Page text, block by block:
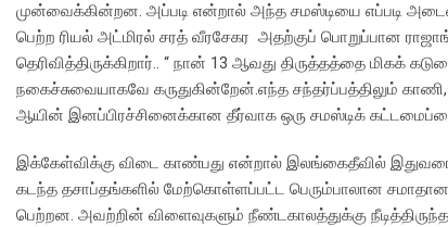
முன்வைக்கின்றன. அப்படி என்றால் அந்த சமஸ்டியை எப்படி
பெற்ற ரியல் அட்மிரல் சரத் வீரசேகர அதற்குப் பொறுப்பான
தெரிவித்திருக்கிறார்.. “ நான் 13 ஆவது திருத்தத்தை
நகைச்சுவையாகவே கருதுகின்றேன்.எந்த சந்தர்ப்பத்திலும்
ஆயின் இனப்பிரச்சினைக்கான தீர்வாக ஒரு சமஸ்டிக்
இக்கேள்விக்கு விடை காண்பது என்றால் இலங்கைதீவில்
கடந்த தசாப்தங்களில் மேற்கொள்ளப்பட்ட பெரும்பாலான
பெற்றன. அவற்றின் விளைவுகளும் நீண்டகாலத்துக்கு